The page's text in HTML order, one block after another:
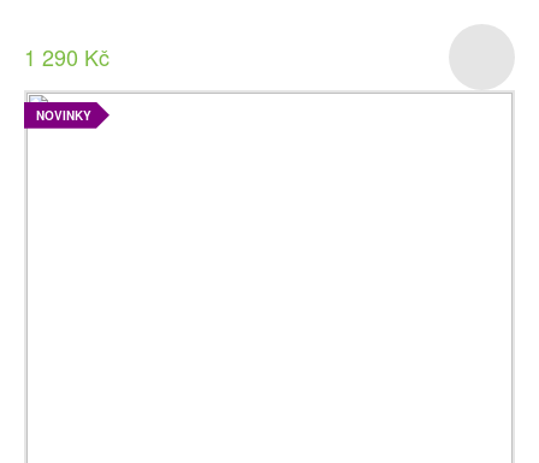
1 290 Kč
NOVINKY